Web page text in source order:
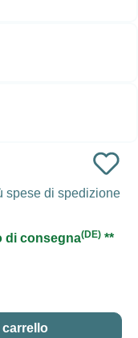
spese di spedizione
di consegna(DE) **
la quantità
carrello